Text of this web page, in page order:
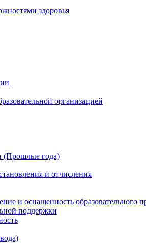
здоровья
организацией
(Прошлые года)
и отчисления
и оснащенность образовательного
поддержки